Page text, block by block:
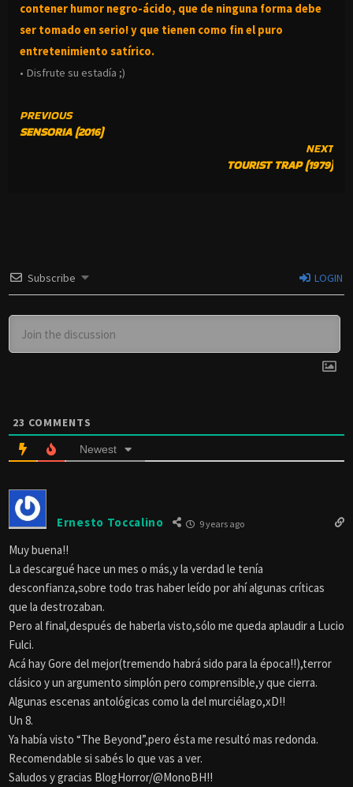
contener humor negro-ácido, que de ninguna forma debe
ser tomado en serio! y que tienen como fin el puro
entretenimiento satírico.
• Disfrute su estadía ;)
CONTINUE
READING
PREVIOUS
SENSORIA (2016)
NEXT
TOURIST TRAP (1979)
Subscribe LOGIN
23 COMMENTS
Newest
Ernesto Toccalino 9 years ago
Muy buena!!
La descargué hace un mes o más,y la verdad le tenía
desconfianza,sobre todo tras haber leído por ahí algunas críticas
que la destrozaban.
Pero al final,después de haberla visto,sólo me queda aplaudir a Lucio
Fulci.
Acá hay Gore del mejor(tremendo habrá sido para la época!!),terror
clásico y un argumento simplón pero comprensible,y que cierra.
Algunas escenas antológicas como la del murciélago,xD!!
Un 8.
Ya había visto “The Beyond”,pero ésta me resultó mas redonda.
Recomendable si sabés lo que vas a ver.
Saludos y gracias BlogHorror/@MonoBH!!